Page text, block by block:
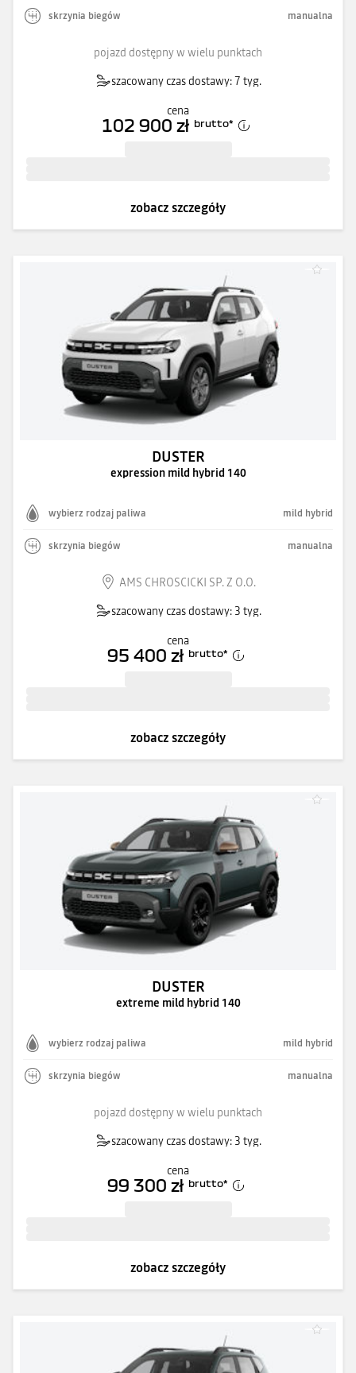
skrzynia biegów manualna
pojazd dostępny w wielu punktach
szacowany czas dostawy: 7 tyg.
cena
102 900 zł brutto*
zobacz szczegóły
DUSTER
expression mild hybrid 140
wybierz rodzaj paliwa mild hybrid
skrzynia biegów manualna
AMS CHROSCICKI SP. Z O.O.
szacowany czas dostawy: 3 tyg.
cena
95 400 zł brutto*
zobacz szczegóły
DUSTER
extreme mild hybrid 140
wybierz rodzaj paliwa mild hybrid
skrzynia biegów manualna
pojazd dostępny w wielu punktach
szacowany czas dostawy: 3 tyg.
cena
99 300 zł brutto*
zobacz szczegóły